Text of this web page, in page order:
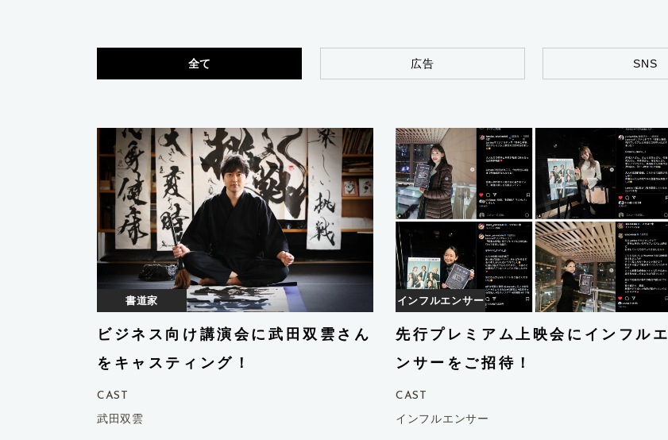
全て 広告 SNS
書道家
ビジネス向け講演会に武田双雲さん
をキャスティング！
CAST
武田双雲
インフルエンサー
先行プレミアム上映会にインフルエ
ンサーをご招待！
CAST
インフルエンサー